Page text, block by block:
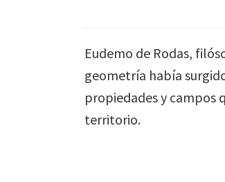
Eudemo de Rodas,
geometría había
propiedades y campos
territorio.